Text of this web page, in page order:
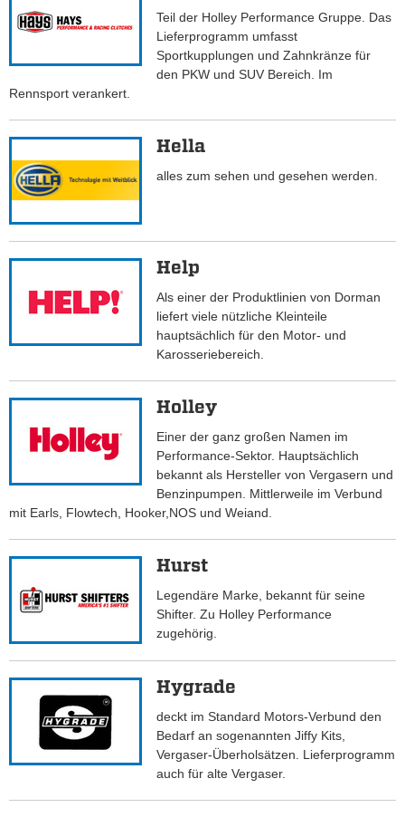
Teil der Holley Performance Gruppe. Das
Lieferprogramm umfasst
Sportkupplungen und Zahnkränze für
den PKW und SUV Bereich. Im
Rennsport verankert.
Hella
alles zum sehen und gesehen werden.
Help
Als einer der Produktlinien von Dorman
liefert viele nützliche Kleinteile
hauptsächlich für den Motor- und
Karosseriebereich.
Holley
Einer der ganz großen Namen im
Performance-Sektor. Hauptsächlich
bekannt als Hersteller von Vergasern und
Benzinpumpen. Mittlerweile im Verbund
mit Earls, Flowtech, Hooker,NOS und Weiand.
Hurst
Legendäre Marke, bekannt für seine
Shifter. Zu Holley Performance
zugehörig.
Hygrade
deckt im Standard Motors-Verbund den
Bedarf an sogenannten Jiffy Kits,
Vergaser-Überholsätzen. Lieferprogramm
auch für alte Vergaser.